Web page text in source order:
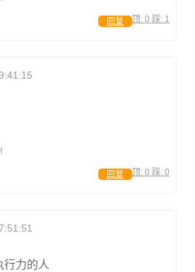
顶: 0 踩: 1
回复
顶: 0 踩: 0
回复
行力的人